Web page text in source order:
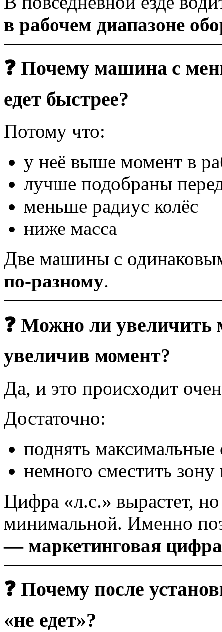
в рабочем диапазоне
❓ Почему машина с
едет быстрее?
Потому что:
у неё выше момент в
лучше подобраны
меньше радиус колёс
ниже масса
Две машины с
по-разному.
❓ Можно ли увеличить
увеличив момент?
Да, и это происходит
Достаточно:
поднять максимальные
немного сместить
Цифра «л.с.» вырастет,
минимальной. Именно
— маркетинговая цифра
❓ Почему после
«не едет»?